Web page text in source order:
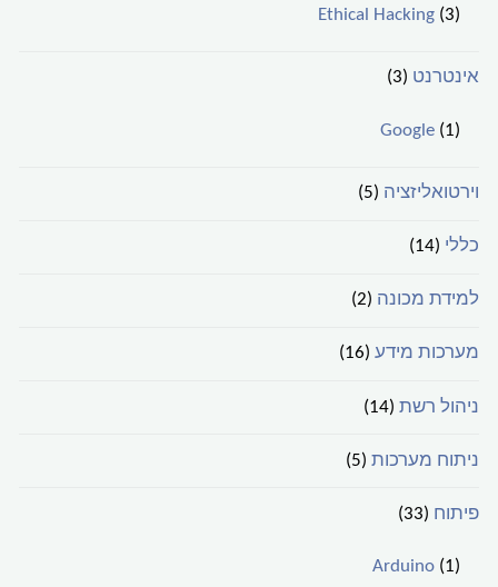
Ethical Hacking(3)
אינטרנט (3)
Google(1)
וירטואליזציה (5)
כללי (14)
למידת מכונה (2)
מערכות מידע (16)
ניהול רשת (14)
ניתוח מערכות (5)
פיתוח (33)
Arduino(1)